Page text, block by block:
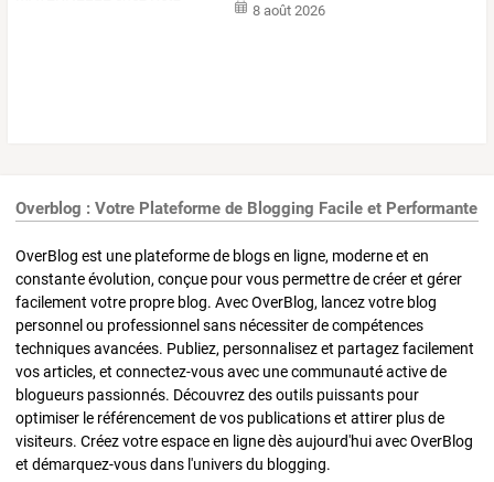
8 août 2026
Overblog : Votre Plateforme de Blogging Facile et Performante
OverBlog est une plateforme de blogs en ligne, moderne et en
constante évolution, conçue pour vous permettre de créer et gérer
facilement votre propre blog. Avec OverBlog, lancez votre blog
personnel ou professionnel sans nécessiter de compétences
techniques avancées. Publiez, personnalisez et partagez facilement
vos articles, et connectez-vous avec une communauté active de
blogueurs passionnés. Découvrez des outils puissants pour
optimiser le référencement de vos publications et attirer plus de
visiteurs. Créez votre espace en ligne dès aujourd'hui avec OverBlog
et démarquez-vous dans l'univers du blogging.